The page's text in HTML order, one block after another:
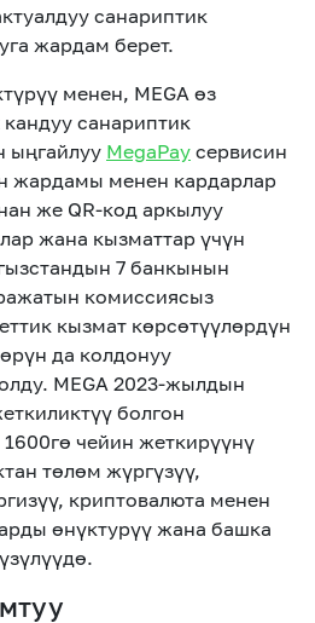
санариптик
жардам берет.
менен, MEGA өз
санариптик
ыңгайлуу MegaPay сервисин
жардамы менен кардарлар
же QR-код аркылуу
жана кызматтар үчүн
7 банкынын
комиссиясыз
кызмат көрсөтүүлөрдүн
да колдонуу
MEGA 2023-жылдын
болгон
чейин жеткирүүнү
төлөм жүргүзүү,
криптовалюта менен
өнүктурүү жана башка